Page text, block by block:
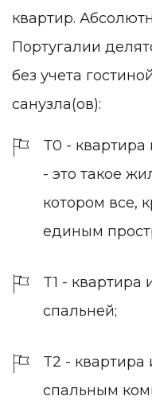
квартир.
Португалии
без учета
санузла(ов):
T0 -
- это такое
котором все,
единым
T1 -
спальней;
T2 -
спальным